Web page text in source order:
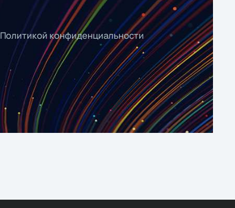
Политикой конфиденциальности